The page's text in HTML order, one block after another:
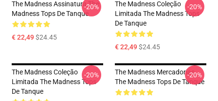
The Madness Assinatura The
Madness Tops De Tanque
€ 22,49$24.45
-20%
The Madness Coleção
Limitada The Madness Tops
De Tanque
€ 22,49$24.45
-20%
The Madness Coleção
Limitada The Madness Tops
De Tanque
-20%
The Madness Mercadorias
The Madness Tops De Tanque
-20%